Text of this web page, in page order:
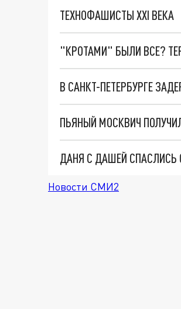
ТЕХНОФАШИСТЫ XXI ВЕКА
"КРОТАМИ" БЫЛИ ВСЕ?
В САНКТ-ПЕТЕРБУРГЕ
ПЬЯНЫЙ МОСКВИЧ
ДАНЯ С ДАШЕЙ СПАСЛИСЬ
Новости СМИ2